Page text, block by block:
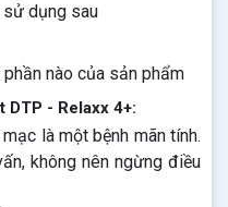
dụng sau
nào của sản phẩm
DTP - Relaxx 4+:
là một bệnh mãn tính.
không nên ngừng điều